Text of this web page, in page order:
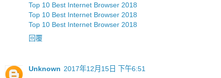
Top 10 Best Internet Browser 2018
Top 10 Best Internet Browser 2018
Top 10 Best Internet Browser 2018
回覆
Unknown 2017年12月15日 下午6:51